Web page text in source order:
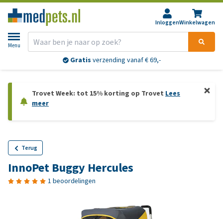
InloggenWinkelwagen
Menu
Gratis verzending vanaf € 69,-
Trovet Week: tot 15% korting op Trovet Lees
meer
Terug
InnoPet Buggy Hercules
1 beoordelingen